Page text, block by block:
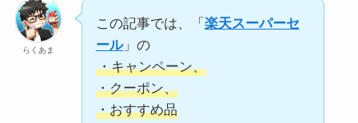
らくあま
この記事では、「 楽天スーパーセ
ール」の
・キャンペーン、
・クーポン、
・おすすめ品